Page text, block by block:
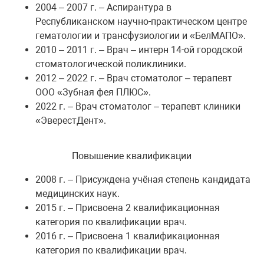
2004 – 2007 г. – Аспирантура в
Республиканском научно-практическом центре
гематологии и трансфузиологии и «БелМАПО».
2010 – 2011 г. – Врач – интерн 14-ой городской
стоматологической поликлиники.
2012 – 2022 г. – Врач стоматолог – терапевт
ООО «Зубная фея ПЛЮС».
2022 г. – Врач стоматолог – терапевт клиники
«ЭверестДент».
Повышение квалификации
2008 г. – Присуждена учёная степень кандидата
медицинских наук.
2015 г. – Присвоена 2 квалификационная
категория по квалификации врач.
2016 г. – Присвоена 1 квалификационная
категория по квалификации врач.